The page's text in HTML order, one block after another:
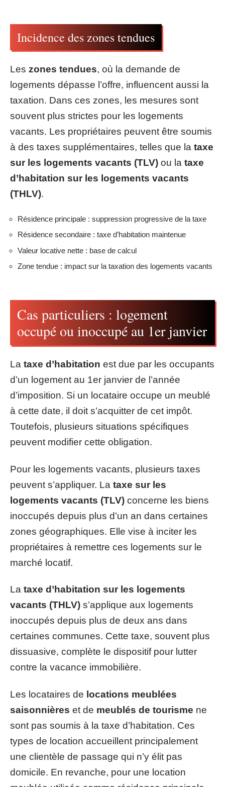
Incidence des zones tendues
Les zones tendues, où la demande de
logements dépasse l’offre, influencent aussi la
taxation. Dans ces zones, les mesures sont
souvent plus strictes pour les logements
vacants. Les propriétaires peuvent être soumis
à des taxes supplémentaires, telles que la taxe
sur les logements vacants (TLV) ou la taxe
d’habitation sur les logements vacants
(THLV).
Résidence principale : suppression progressive de la taxe
Résidence secondaire : taxe d’habitation maintenue
Valeur locative nette : base de calcul
Zone tendue : impact sur la taxation des logements vacants
Cas particuliers : logement
occupé ou inoccupé au 1er janvier
La taxe d’habitation est due par les occupants
d’un logement au 1er janvier de l’année
d’imposition. Si un locataire occupe un meublé
à cette date, il doit s’acquitter de cet impôt.
Toutefois, plusieurs situations spécifiques
peuvent modifier cette obligation.
Pour les logements vacants, plusieurs taxes
peuvent s’appliquer. La taxe sur les
logements vacants (TLV) concerne les biens
inoccupés depuis plus d’un an dans certaines
zones géographiques. Elle vise à inciter les
propriétaires à remettre ces logements sur le
marché locatif.
La taxe d’habitation sur les logements
vacants (THLV) s’applique aux logements
inoccupés depuis plus de deux ans dans
certaines communes. Cette taxe, souvent plus
dissuasive, complète le dispositif pour lutter
contre la vacance immobilière.
Les locataires de locations meublées
saisonnières et de meublés de tourisme ne
sont pas soumis à la taxe d’habitation. Ces
types de location accueillent principalement
une clientèle de passage qui n’y élit pas
domicile. En revanche, pour une location